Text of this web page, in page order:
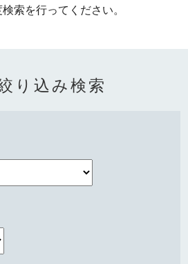
索を行ってください。
り込み検索